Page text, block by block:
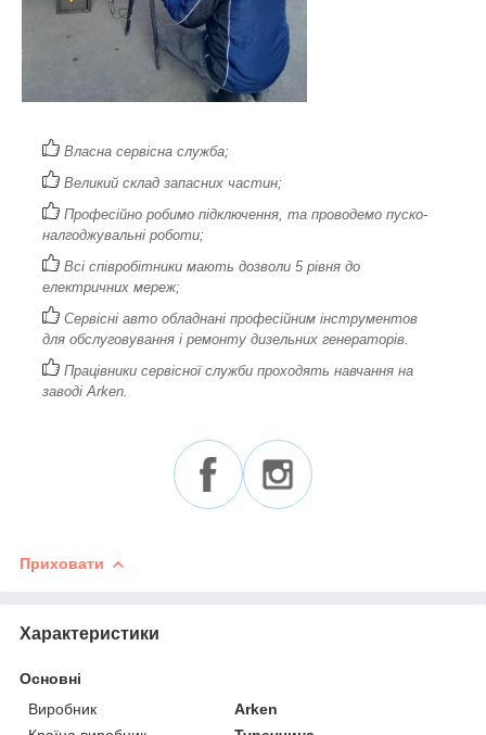
Власна сервісна служба;
Великий склад запасних частин;
Професійно робимо підключення, та проводемо пуско-
налгоджувальні роботи;
Всі співробітники мають дозволи 5 рівня до
електричних мереж;
Сервісні авто обладнані професійним інструментов
для обслуговування і ремонту дизельних генераторів.
Працівники сервісної служби проходять навчання на
заводі Arken.
Приховати
Характеристики
Основні
Виробник
Arken